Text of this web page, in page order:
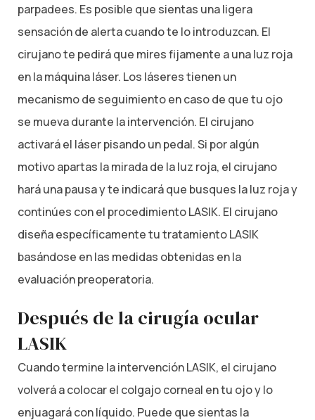
parpadees. Es posible que sientas una ligera
sensación de alerta cuando te lo introduzcan. El
cirujano te pedirá que mires fijamente a una luz roja
en la máquina láser. Los láseres tienen un
mecanismo de seguimiento en caso de que tu ojo
se mueva durante la intervención. El cirujano
activará el láser pisando un pedal. Si por algún
motivo apartas la mirada de la luz roja, el cirujano
hará una pausa y te indicará que busques la luz roja y
continúes con el procedimiento LASIK. El cirujano
diseña específicamente tu tratamiento LASIK
basándose en las medidas obtenidas en la
evaluación preoperatoria.
Después de la cirugía ocular
LASIK
Cuando termine la intervención LASIK, el cirujano
volverá a colocar el colgajo corneal en tu ojo y lo
enjuagará con líquido. Puede que sientas la